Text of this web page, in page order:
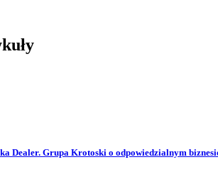
Dealer. Grupa Krotoski o odpowiedzialnym